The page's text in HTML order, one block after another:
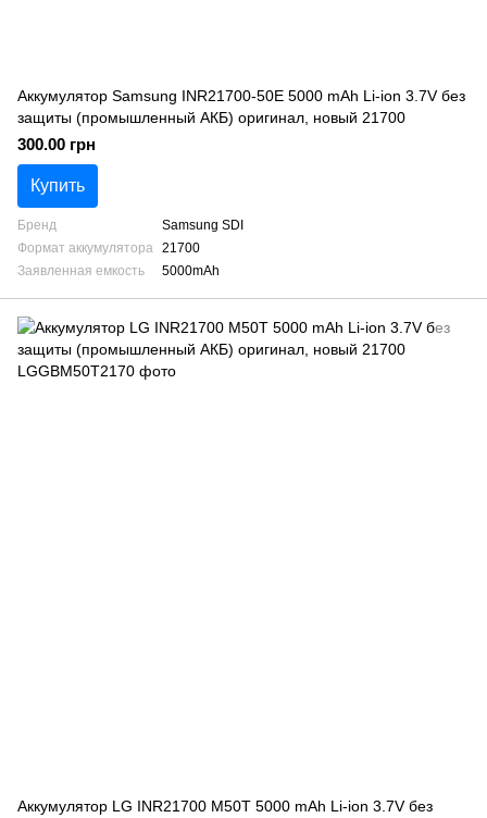
Аккумулятор Samsung INR21700-50E 5000 mAh Li-ion 3.7V без
защиты (промышленный АКБ) оригинал, новый 21700
300.00 грн
Купить
Бренд
Samsung SDI
Формат аккумулятора 21700
Заявленная емкость
5000mAh
Аккумулятор LG INR21700 M50T 5000 mAh Li-ion 3.7V без